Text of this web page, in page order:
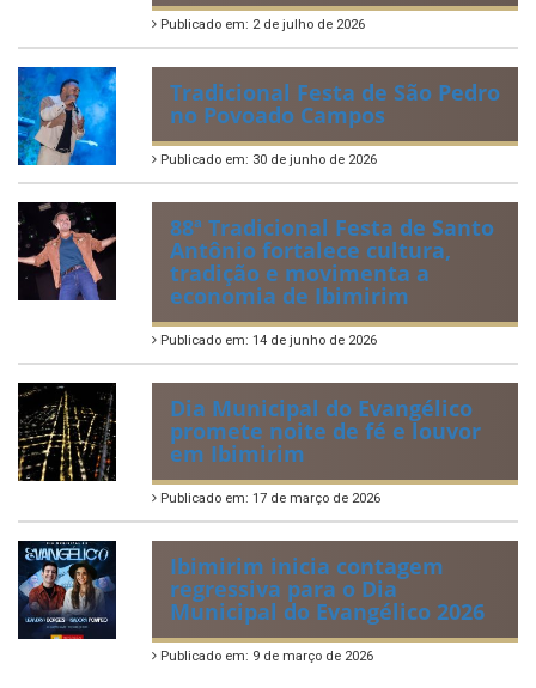
Publicado em: 2 de julho de 2026
Tradicional Festa de São Pedro
no Povoado Campos
Publicado em: 30 de junho de 2026
88ª Tradicional Festa de Santo
Antônio fortalece cultura,
tradição e movimenta a
economia de Ibimirim
Publicado em: 14 de junho de 2026
Dia Municipal do Evangélico
promete noite de fé e louvor
em Ibimirim
Publicado em: 17 de março de 2026
Ibimirim inicia contagem
regressiva para o Dia
Municipal do Evangélico 2026
Publicado em: 9 de março de 2026